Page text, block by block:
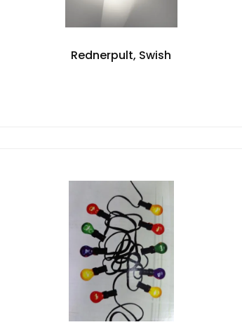
Rednerpult, Swish